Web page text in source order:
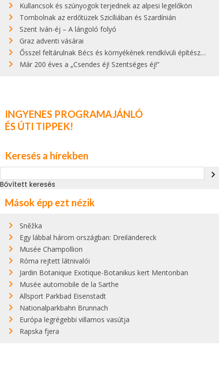
Kullancsok és szúnyogok terjednek az alpesi legelőkön
Tombolnak az erdőtüzek Szicíliában és Szardínián
Szent Iván-éj – A lángoló folyó
Graz adventi vásárai
Ősszel feltárulnak Bécs és környékének rendkívüli építészeti kincsei
Már 200 éves a „Csendes éj! Szentséges éj!”
INGYENES PROGRAMAJÁNLÓ
ÉS ÚTI TIPPEK!
Keresés a hírekben
navigate_next
Bővített keresés
Mások épp ezt nézik
Sněžka
Egy lábbal három országban: Dreiländereck
Musée Champollion
Róma rejtett látnivalói
Jardin Botanique Exotique-Botanikus kert Mentonban
Musée automobile de la Sarthe
Allsport Parkbad Eisenstadt
Nationalparkbahn Brunnach
Európa legrégebbi villamos vasútja
Rapska fjera